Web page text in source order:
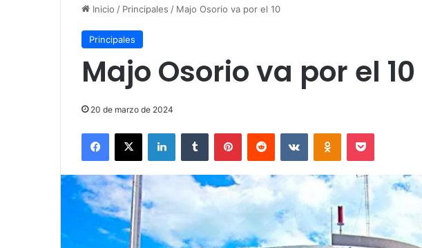
Inicio / Principales / Majo Osorio va por el 10
Principales
Majo Osorio va por el 10
20 de marzo de 2024
Facebook
X LinkedInTumblr PinterestReddit VKontakteOdnoklassniki
Pocket